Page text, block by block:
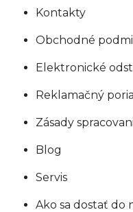
Kontakty
Obchodné
Elektronické
Reklamačný
Zásady
Blog
Servis
Ako sa dostať do